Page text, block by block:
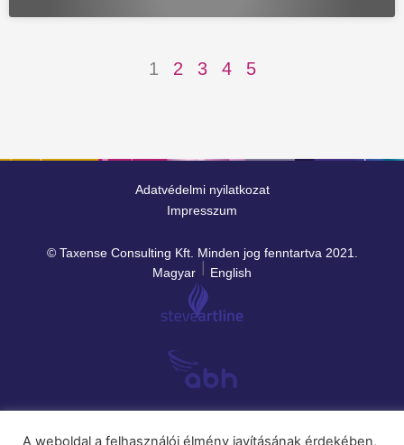
1 2 3 4 5
Adatvédelmi nyilatkozat
Impresszum
© Taxense Consulting Kft. Minden jog fenntartva 2021.
Magyar English
A weboldal a felhasználói élmény javításának érdekében,